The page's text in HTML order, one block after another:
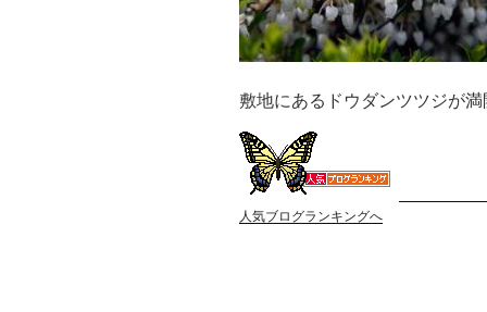
敷地にあるドウダンツツジが
人気ブログランキングへ